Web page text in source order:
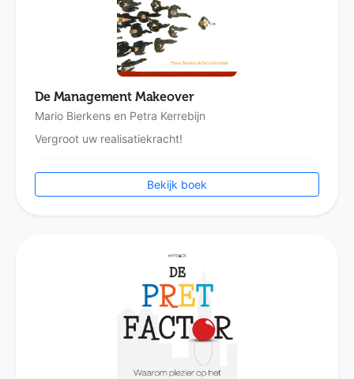
De Management Makeover
Mario Bierkens en Petra Kerrebijn
Vergroot uw realisatiekracht!
Bekijk boek